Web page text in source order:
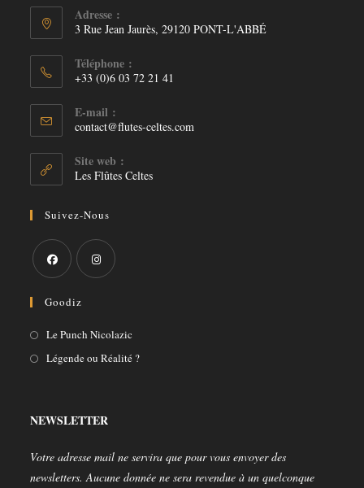
Adresse :
3 Rue Jean Jaurès, 29120 PONT-L'ABBÉ
Téléphone :
+33 (0)6 03 72 21 41
E-mail :
contact@flutes-celtes.com
Site web :
Les Flûtes Celtes
Suivez-Nous
dans
un
onglet
dans
un
Goodiz
Le Punch Nicolazic
dans
Légende ou Réalité ?S’ouvre
NEWSLETTER
Votre adresse mail ne servira que pour vous envoyer des
newsletters. Aucune donnée ne sera revendue à un quelconque